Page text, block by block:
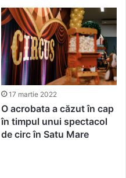
17 martie 2022
O acrobata a căzut în cap
în timpul unui spectacol
de circ în Satu Mare